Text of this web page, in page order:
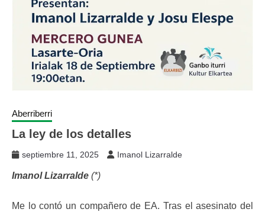
Aberriberri
La ley de los detalles
septiembre 11, 2025 Imanol Lizarralde
Imanol Lizarralde (*)
Me lo contó un compañero de EA. Tras el asesinato del